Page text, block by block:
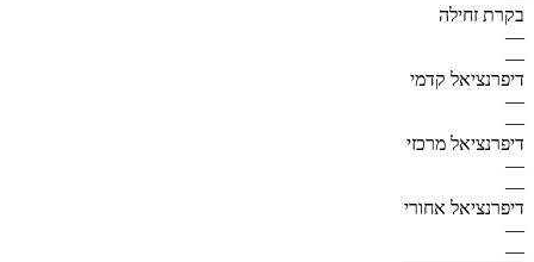
בקרת זחילה
—
—
דיפרנציאל קדמי
—
—
דיפרנציאל מרכזי
—
—
דיפרנציאל אחורי
—
—